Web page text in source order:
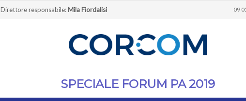
Direttore responsabile: Mila Fiordalisi 09
SPECIALE FORUM PA 2019